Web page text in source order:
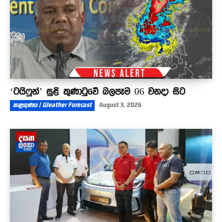
‘ටයිෆූන්’ සුළි කුණාටුවේ බලපෑම 06 වනදා සිට
කාළගුණය | Weather Forecast August 3, 2026